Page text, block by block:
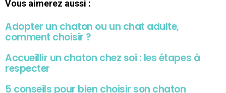
Vous aimerez aussi :
Adopter un chaton ou un chat adulte,
comment choisir ?
Accueillir un chaton chez soi : les étapes à
respecter
5 conseils pour bien choisir son chaton